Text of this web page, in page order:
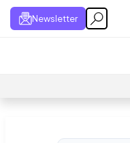
Newsletter